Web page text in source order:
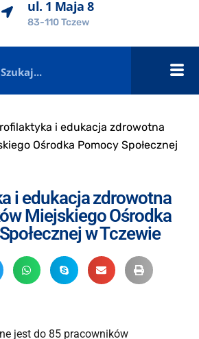
ul. 1 Maja 8
83-110 Tczew
i edukacja zdrowotna
Ośrodka Pomocy Społecznej
i edukacja zdrowotna
Miejskiego Ośrodka
w Tczewie
jest do 85 pracowników